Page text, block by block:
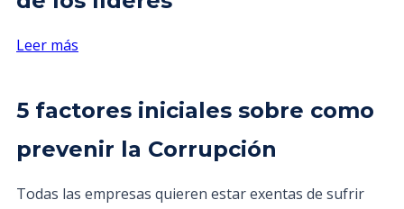
Leer más
5 factores iniciales sobre como
prevenir la Corrupción
Todas las empresas quieren estar exentas de sufrir